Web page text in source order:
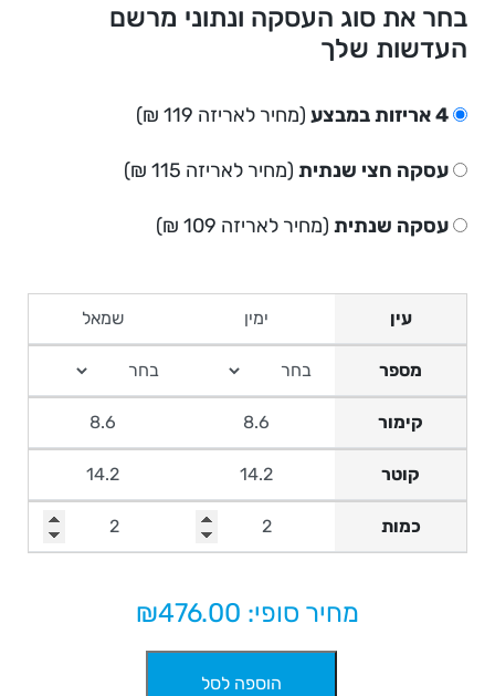
בחר את סוג העסקה ונתוני מרשם
העדשות שלך
4 אריזות במבצע (מחיר לאריזה 119 ₪)
עסקה חצי שנתית (מחיר לאריזה 115 ₪)
עסקה שנתית (מחיר לאריזה 109 ₪)
עין
מספר
קימור
קוטר
כמות
מחיר סופי: ₪ 476.00
הוספה לסל